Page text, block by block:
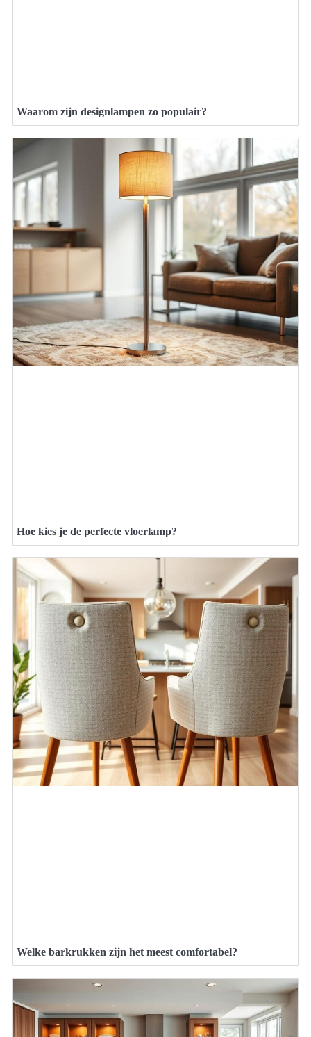
Waarom zijn designlampen zo populair?
Hoe kies je de perfecte vloerlamp?
Welke barkrukken zijn het meest comfortabel?